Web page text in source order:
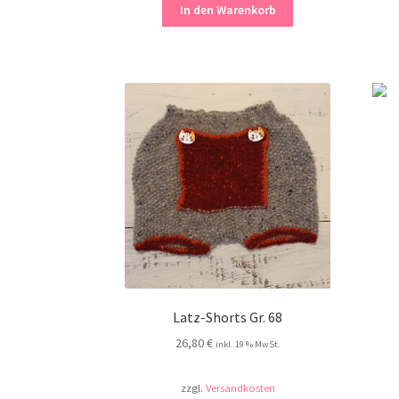
In den Warenkorb
Latz-Shorts Gr. 68
26,80€ inkl. 19 % MwSt.
zzgl. Versandkosten